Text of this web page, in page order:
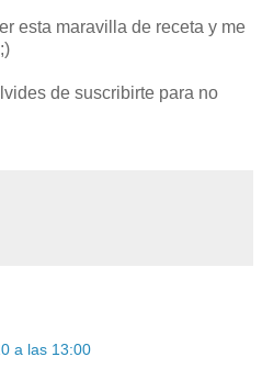
esta maravilla de receta y me
de suscribirte para no
a las 13:00